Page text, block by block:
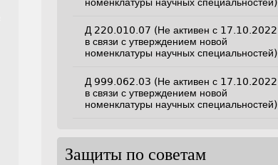
Д 220.010.07 (Не активен с 17.10.2022
в связи с утверждением новой
номенклатуры научных специальностей)
Д 999.062.03 (Не активен с 17.10.2022
в связи с утверждением новой
номенклатуры научных специальностей)
Защиты по советам